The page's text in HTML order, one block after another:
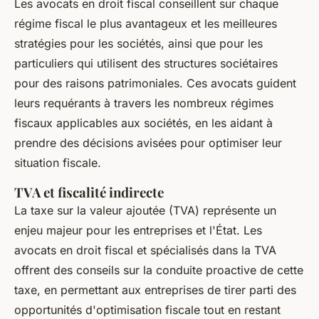
Les avocats en droit fiscal conseillent sur chaque
régime fiscal le plus avantageux et les meilleures
stratégies pour les sociétés, ainsi que pour les
particuliers qui utilisent des structures sociétaires
pour des raisons patrimoniales. Ces avocats guident
leurs requérants à travers les nombreux régimes
fiscaux applicables aux sociétés, en les aidant à
prendre des décisions avisées pour optimiser leur
situation fiscale.
TVA et fiscalité indirecte
La taxe sur la valeur ajoutée (TVA) représente un
enjeu majeur pour les entreprises et l'État. Les
avocats en droit fiscal et spécialisés dans la TVA
offrent des conseils sur la conduite proactive de cette
taxe, en permettant aux entreprises de tirer parti des
opportunités d'optimisation fiscale tout en restant